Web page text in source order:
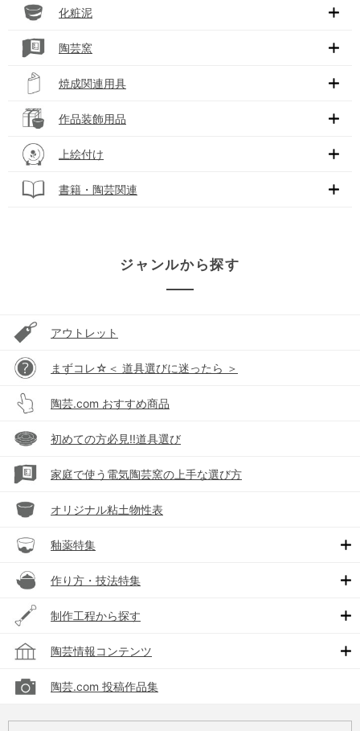
化粧泥
陶芸窯
焼成関連用具
作品装飾用品
上絵付け
書籍・陶芸関連
ジャンルから探す
アウトレット
まずコレ☆＜ 道具選びに迷ったら ＞
陶芸.com おすすめ商品
初めての方必見!!道具選び
家庭で使う電気陶芸窯の上手な選び方
オリジナル粘土物性表
釉薬特集
作り方・技法特集
制作工程から探す
陶芸情報コンテンツ
陶芸.com 投稿作品集